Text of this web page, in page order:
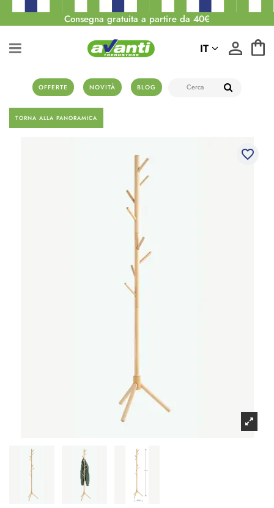
Consegna gratuita a partire da 40€
OFFERTE NOVITÀ BLOG
IT
TORNA ALLA PANORAMICA
favorite_border